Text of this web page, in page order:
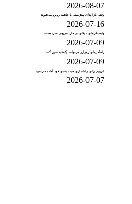
2026-08-07
وقتی بازارهای پیش‌بینی با حاشیه روبرو می‌شوند
2026-07-16
وابستگی‌های دیفای در حال سریع‌تر شدن هستند
2026-07-09
راه‌آهن‌های رمزارز می‌توانند یک‌شبه تغییر کنند
2026-07-09
اتریوم برای راه‌اندازی مجدد بعدی خود آماده می‌شود
2026-07-07